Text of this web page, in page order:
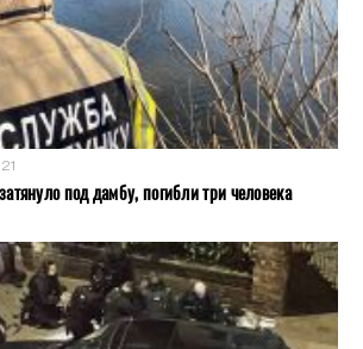
под дамбу, погибли три человека